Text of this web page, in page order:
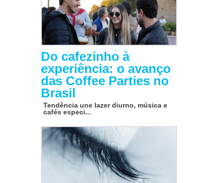
Do cafezinho à
experiência: o avanço
das Coffee Parties no
Brasil
Tendência une lazer diurno, música e
cafés especi...